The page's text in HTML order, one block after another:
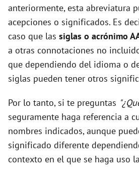
anteriormente, esta abreviatura
acepciones o significados. Es
caso que las siglas o acrónimo
a otras connotaciones no
que dependiendo del idioma o
siglas pueden tener otros
Por lo tanto, si te preguntas
seguramente haga referencia a
nombres indicados, aunque
significado diferente
contexto en el que se haga uso